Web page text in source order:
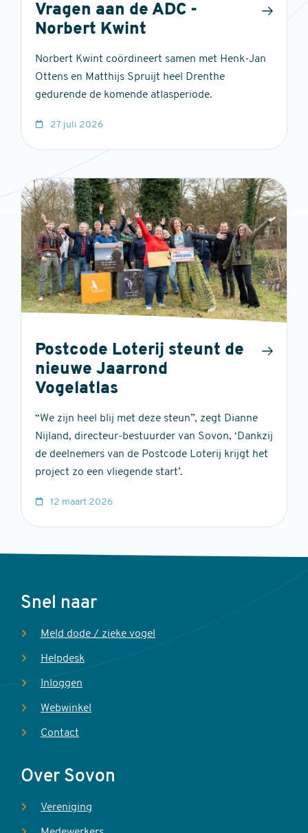
Vragen aan de ADC -
Norbert Kwint
Norbert Kwint coördineert samen met Henk-Jan
Ottens en Matthijs Spruijt heel Drenthe
gedurende de komende atlasperiode.
27 juli 2026
Postcode Loterij steunt de
nieuwe Jaarrond
Vogelatlas
“We zijn heel blij met deze steun”, zegt Dianne
Nijland, directeur-bestuurder van Sovon, ‘Dankzij
de deelnemers van de Postcode Loterij krijgt het
project zo een vliegende start’.
12 maart 2026
Voet
Snel naar
Meld dode / zieke vogel
Helpdesk
Inloggen
Webwinkel
Contact
Over Sovon
Vereniging